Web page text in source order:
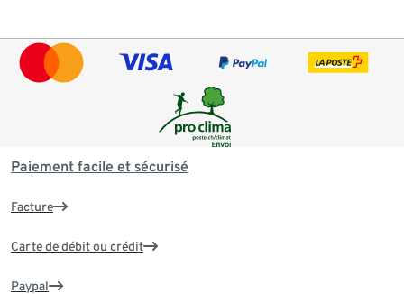
Paiement facile et sécurisé
Facture
Carte de débit ou crédit
Paypal